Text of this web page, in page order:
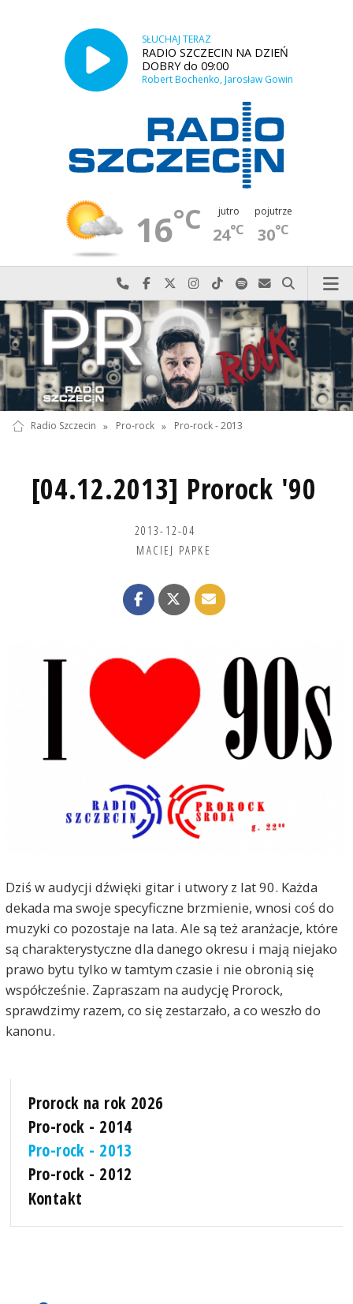
SŁUCHAJ TERAZ
RADIO SZCZECIN NA DZIEŃ
DOBRY do 09:00
Robert Bochenko, Jarosław Gowin
16°C jutro
24°C
pojutrze
30°C
Najlepiej po prostu do nas zadzwoń
Odwiedź nas na Facebook-u
Odwiedź nas na X
Odwiedź nas na Instagram-ie
Odwiedź nas na TikTok-u
Szukaj nas na Spotify
Wyślij do nas
Szukaj
Radio Szczecin » Pro-rock » Pro-rock - 2013
[04.12.2013] Prorock '90
2013-12-04
MACIEJ PAPKE
Dziś w audycji dźwięki gitar i utwory z lat 90. Każda
dekada ma swoje specyficzne brzmienie, wnosi coś do
muzyki co pozostaje na lata. Ale są też aranżacje, które
są charakterystyczne dla danego okresu i mają niejako
prawo bytu tylko w tamtym czasie i nie obronią się
współcześnie. Zapraszam na audycję Prorock,
sprawdzimy razem, co się zestarzało, a co weszło do
kanonu.
Prorock na rok 2026
Pro-rock - 2014
Pro-rock - 2013
Pro-rock - 2012
Kontakt